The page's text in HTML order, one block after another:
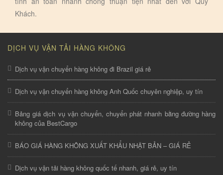
Khách.
DỊCH VỤ VẬN TẢI HÀNG KHÔNG
Dịch vụ vận chuyển hàng không đi Brazil giá rẻ
Dịch vụ vận chuyển hàng không Anh Quốc chuyên nghiệp, uy tín
Bảng giá dịch vụ vận chuyển, chuyển phát nhanh bằng đường hàng
không của BestCargo
BÁO GIÁ HÀNG KHÔNG XUẤT KHẨU NHẬT BẢN – GIÁ RẺ
Dịch vụ vận tải hàng không quốc tế nhanh, giá rẻ, uy tín